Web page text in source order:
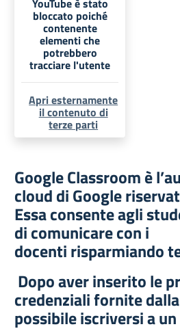
YouTube è stato
bloccato poiché
contenente
elementi che
potrebbero
tracciare l'utente
Apri esternamente
il contenuto di
terze parti
Google Classroom è
cloud di Google
Essa consente agli
di comunicare con i
docenti risparmiando
Dopo aver inserito le
credenziali fornite
possibile iscriversi a